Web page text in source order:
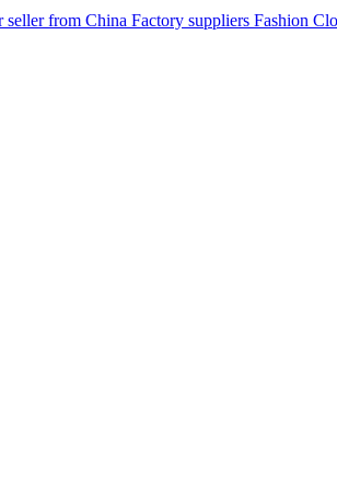
from China Factory suppliers Fashion